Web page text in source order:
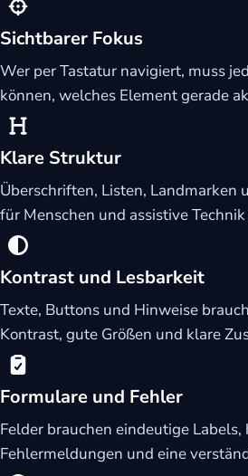
Sichtbarer Fokus
Wer per Tastatur navigiert, muss
können, welches Element gerade
Klare Struktur
Überschriften, Listen, Landmarken
für Menschen und assistive
Kontrast und Lesbarkeit
Texte, Buttons und Hinweise
Kontrast, gute Größen und klare
Formulare und Fehler
Felder brauchen eindeutige
Fehlermeldungen und eine